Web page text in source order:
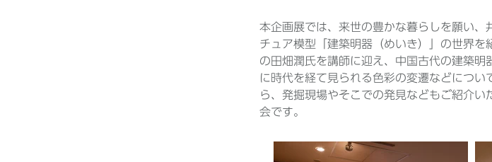
本企画展では、来世の豊かな暮らしを願い
チュア模型「建築明器（めいき）」の世界
の田畑潤氏を講師に迎え、中国古代の建築
に時代を経て見られる色彩の変遷などにつ
ら、発掘現場やそこでの発見などもご紹介
会です。